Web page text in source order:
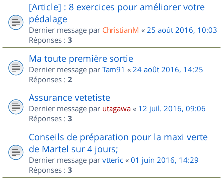
[Article] : 8 exercices pour améliorer votre
pédalage
Dernier message par ChristianM « 25 août 2016, 10:03
Réponses : 3
Ma toute première sortie
Dernier message par Tam91 « 24 août 2016, 14:25
Réponses : 2
Assurance vetetiste
Dernier message par utagawa « 12 juil. 2016, 09:06
Réponses : 3
Conseils de préparation pour la maxi verte
de Martel sur 4 jours;
Dernier message par vtteric « 01 juin 2016, 14:29
Réponses : 3